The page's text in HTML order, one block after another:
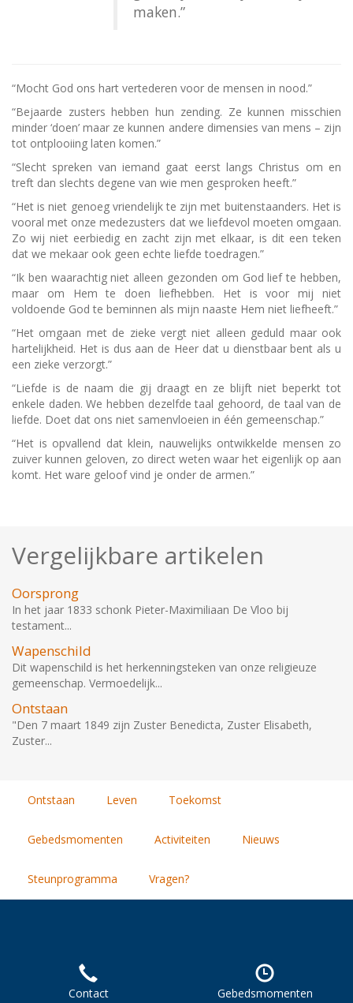
maken.”
“Mocht God ons hart vertederen voor de mensen in nood.”
“Bejaarde zusters hebben hun zending. Ze kunnen misschien
minder ‘doen’ maar ze kunnen andere dimensies van mens – zijn
tot ontplooiing laten komen.”
“Slecht spreken van iemand gaat eerst langs Christus om en
treft dan slechts degene van wie men gesproken heeft.”
“Het is niet genoeg vriendelijk te zijn met buitenstaanders. Het is
vooral met onze medezusters dat we liefdevol moeten omgaan.
Zo wij niet eerbiedig en zacht zijn met elkaar, is dit een teken
dat we mekaar ook geen echte liefde toedragen.”
“Ik ben waarachtig niet alleen gezonden om God lief te hebben,
maar om Hem te doen liefhebben. Het is voor mij niet
voldoende God te beminnen als mijn naaste Hem niet liefheeft.”
“Het omgaan met de zieke vergt niet alleen geduld maar ook
hartelijkheid. Het is dus aan de Heer dat u dienstbaar bent als u
een zieke verzorgt.”
“Liefde is de naam die gij draagt en ze blijft niet beperkt tot
enkele daden. We hebben dezelfde taal gehoord, de taal van de
liefde. Doet dat ons niet samenvloeien in één gemeenschap.”
“Het is opvallend dat klein, nauwelijks ontwikkelde mensen zo
zuiver kunnen geloven, zo direct weten waar het eigenlijk op aan
komt. Het ware geloof vind je onder de armen.”
Vergelijkbare artikelen
Oorsprong
In het jaar 1833 schonk Pieter-Maximiliaan De Vloo bij
testament...
Wapenschild
Dit wapenschild is het herkenningsteken van onze religieuze
gemeenschap. Vermoedelijk...
Ontstaan
"Den 7 maart 1849 zijn Zuster Benedicta, Zuster Elisabeth,
Zuster...
Ontstaan Leven Toekomst
Gebedsmomenten Activiteiten Nieuws
Steunprogramma Vragen?
Contact Gebedsmomenten